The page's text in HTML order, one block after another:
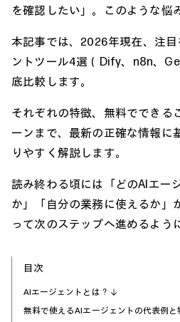
を確認したい」。このような悩
本記事では、2026年現在、注
ントツール4選（Dify、n8n、
底比較します。
それぞれの特徴、無料でできる
ーンまで、最新の正確な情報に
りやすく解説します。
読み終わる頃には「どのAIエー
か」「自分の業務に使えるか」
って次のステップへ進めるよう
目次
AIエージェントとは？
無料で使えるAIエージェントの代表例と